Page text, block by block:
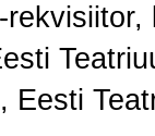
Eesti